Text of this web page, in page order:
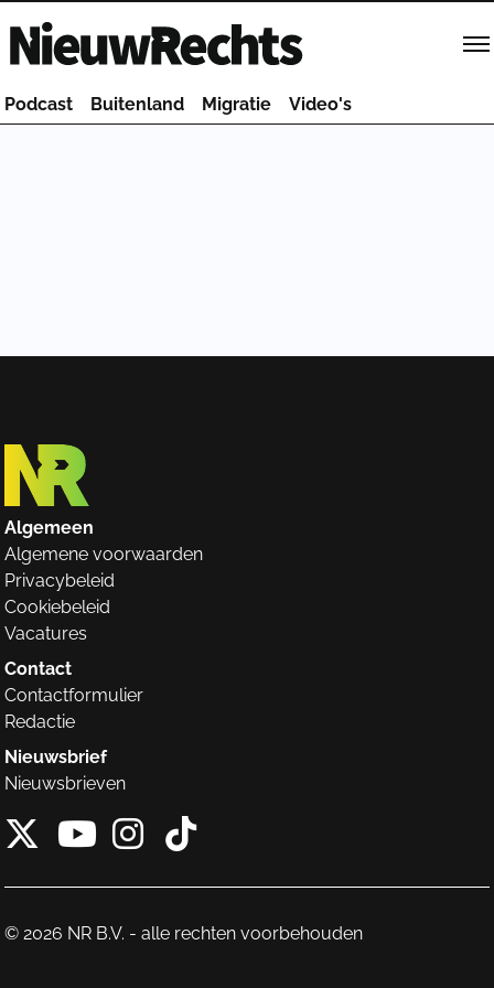
Homepage van NieuwRechts
Podcast Buitenland Migratie Video's
Algemeen
Algemene voorwaarden
Privacybeleid
Cookiebeleid
Vacatures
Contact
Contactformulier
Redactie
Nieuwsbrief
Nieuwsbrieven
X van NieuwRechts
Instagram van
Tiktok van
© 2026 NR B.V. - alle rechten voorbehouden